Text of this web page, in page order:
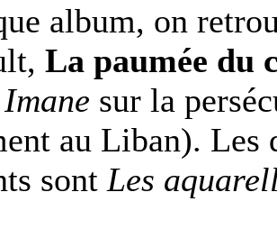
album, on
La paumée du
Imane sur la
au Liban). Les
sont Les